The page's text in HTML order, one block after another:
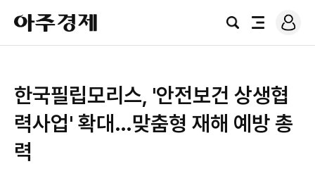
아
주
경
검
전
로
그
한국필립모리스, '안전보건 상생협
력사업' 확대…맞춤형 재해 예방 총
력